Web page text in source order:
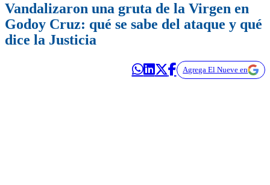
Vandalizaron una gruta de la Virgen en
Godoy Cruz: qué se sabe del ataque y qué
dice la Justicia
Agrega El Nueve en